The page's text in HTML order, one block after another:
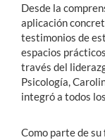
Desde la
aplicación
testimonios de
espacios
través del
Psicología,
integró a todos
Como parte de